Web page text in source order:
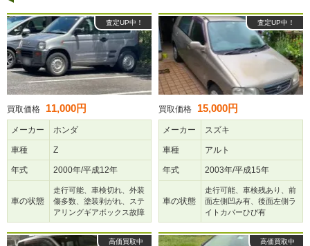
査定UP中！
買取価格 11,000円
メーカー ホンダ
車種 Z
年式 2000年/平成12年
車の状態
走行可能、車検切れ、外装
傷多数、塗装剥がれ、ステ
アリングギアボックス故障
査定UP中！
買取価格 15,000円
メーカー スズキ
車種 アルト
年式 2003年/平成15年
車の状態
走行可能、車検残あり、前
面左側凹み有、後面左側ラ
イトカバーひび有
高価買取中 高価買取中